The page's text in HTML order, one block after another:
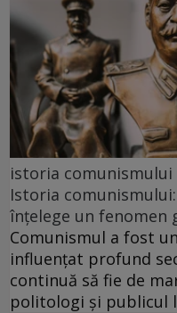
istoria comunismului
Istoria
înțelege un fenomen
Comunismul a fost
influențat profund
continuă să fie de
politologi și publicul